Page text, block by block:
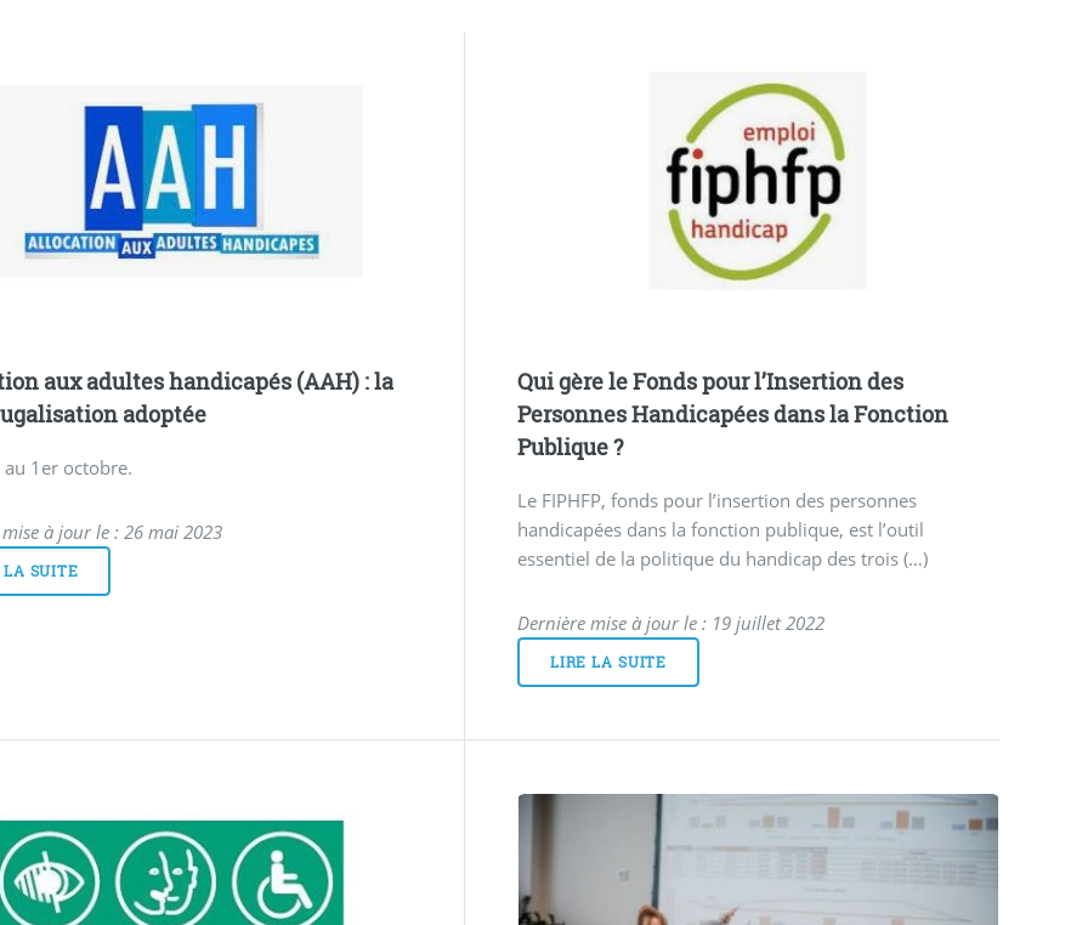
aux adultes handicapés (AAH) : la
adoptée
au 1er octobre.
à jour le : 26 mai 2023
LA SUITE
Qui gère le Fonds pour l’Insertion des
Personnes Handicapées dans la Fonction
Publique ?
Le FIPHFP, fonds pour l’insertion des personnes
handicapées dans la fonction publique, est l’outil
essentiel de la politique du handicap des trois (…)
Dernière mise à jour le : 19 juillet 2022
LIRE LA SUITE